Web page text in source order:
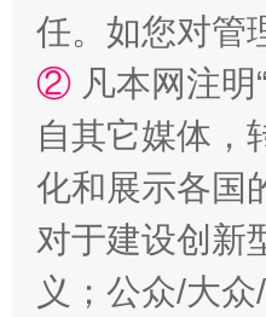
网上购药对药下症
任。如您对管
② 凡本网注
自其它媒体，
化和展示各国
对于建设创新
义；公众/大